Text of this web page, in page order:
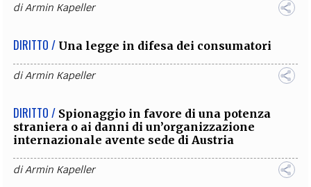
diArmin Kapeller
DIRITTO / Una legge in difesa dei consumatori
diArmin Kapeller
DIRITTO / Spionaggio in favore di una potenza
straniera o ai danni di un’organizzazione
internazionale avente sede di Austria
diArmin Kapeller